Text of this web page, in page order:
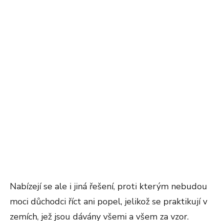
Nabízejí se ale i jiná řešení, proti kterým nebudou
moci důchodci říct ani popel, jelikož se praktikují v
zemích, jež jsou dávány všemi a všem za vzor.